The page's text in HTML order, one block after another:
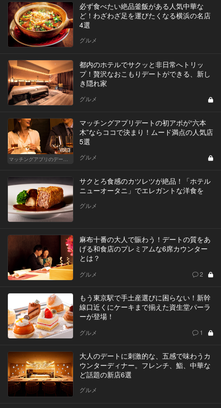
必ず食べたい絶品釜飯がある人気中華な
ど！わざわざ足を運びたくなる横浜の名店
4選
グルメ
都内のホテルでサクッと非日常へトリッ
プ！贅沢なおこもりデートができる、新し
き隠れ家
グルメ
Vol.3
マッチングアプリのデートにおすすめの人気店
マッチングアプリデートの初アポが“六本
木”ならココで決まり！ムード満点の人気店
5選
グルメ
サクとろ食感のカツレツが絶品！「ホテル
ニューオータニ」でエレガントな洋食を
グルメ
麻布十番の大人で賑わう！デートの質をあ
げる和食店のプレミアムな6席カウンター
とは？
グルメ 2
もう東京駅で手土産選びに困らない！新幹
線口近くにケーキまで揃えた資生堂パーラ
ーが登場！
グルメ 1
大人のデートに刺激的な、五感で味わうカ
ウンターディナー。フレンチ、鮨、中華な
ど話題の新店6選
グルメ